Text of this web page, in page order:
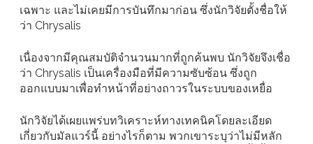
เฉพาะ และไม่เคยมีการบันทึกมาก่อน ซึ่งนักวิจัยตั้งชื่อให้
ว่า Chrysalis
เนื่องจากมีคุณสมบัติจำนวนมากที่ถูกค้นพบ นักวิจัยจึงเชื่อ
ว่า Chrysalis เป็นเครื่องมือที่มีความซับซ้อน ซึ่งถูก
ออกแบบมาเพื่อทำหน้าที่อย่างถาวรในระบบของเหยื่อ
นักวิจัยได้เผยแพร่บทวิเคราะห์ทางเทคนิคโดยละเอียด
เกี่ยวกับมัลแวร์นี้ อย่างไรก็ตาม พวกเขาระบุว่าไม่มีหลัก